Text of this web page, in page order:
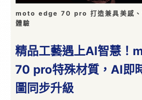
moto edge 70 pro 打造兼具美感、
體驗
精品工藝遇上AI智慧！
70 pro特殊材質，AI即
圖同步升級